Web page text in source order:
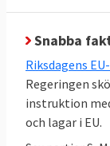
En stor
enighet i
av
partier S,
Snabba
Riksdagens
Regeringen
instruktion
och lagar i EU.